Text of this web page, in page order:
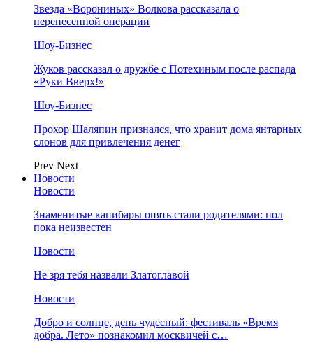
Звезда «Ворониных» Волкова рассказала о
перенесенной операции
Шоу-Бизнес
Жуков рассказал о дружбе с Потехиным после распада
«Руки Вверх!»
Шоу-Бизнес
Прохор Шаляпин признался, что хранит дома янтарных
слонов для привлечения денег
Prev Next
Новости
Новости
Знаменитые капибары опять стали родителями: пол
пока неизвестен
Новости
Не зря тебя назвали Златоглавой
Новости
Добро и солнце, день чудесный: фестиваль «Время
добра. Лето» познакомил москвичей с…